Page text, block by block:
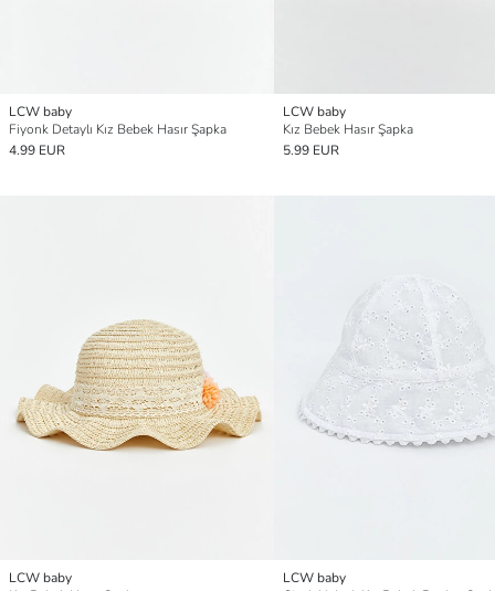
LCW baby
Fiyonk Detaylı Kız Bebek Hasır Şapka
4.99 EUR
LCW baby
Kız Bebek Hasır Şapka
5.99 EUR
LCW baby
LCW baby